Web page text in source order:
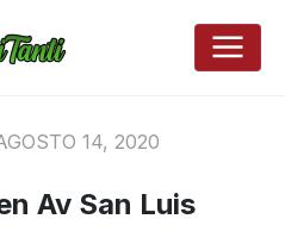
14, 2020
Av San Luis